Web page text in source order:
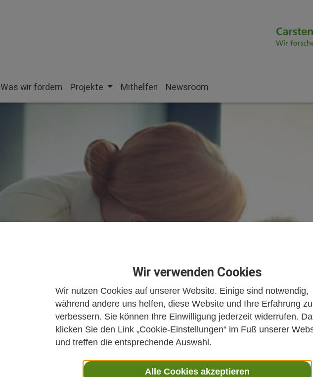
Wir verwenden Cookies
Wir nutzen Cookies auf unserer Website. Einige sind notwendig,
während andere uns helfen, diese Website und Ihre Erfahrung zu
verbessern. Sie können Ihre Einwilligung jederzeit widerrufen.
klicken Sie den Link „Cookie-Einstellungen“ im Fuß unserer
und treffen die entsprechende Auswahl.
Alle Cookies akzeptieren
Was wir fördern Projekte Mithelfen Newsroom